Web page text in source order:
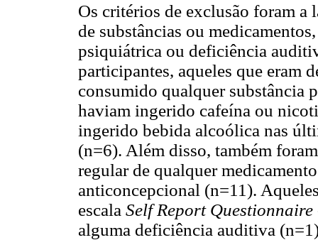
Os critérios de exclusão foram a
de substâncias ou
psiquiátrica ou deficiência
participantes, aqueles que eram
consumido qualquer substância
haviam ingerido cafeína ou
ingerido bebida alcoólica nas
(n=6). Além disso, também
regular de qualquer
anticoncepcional (n=11).
escala Self Report Questionnaire
alguma deficiência auditiva